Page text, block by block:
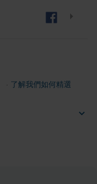
了解我們如何精選